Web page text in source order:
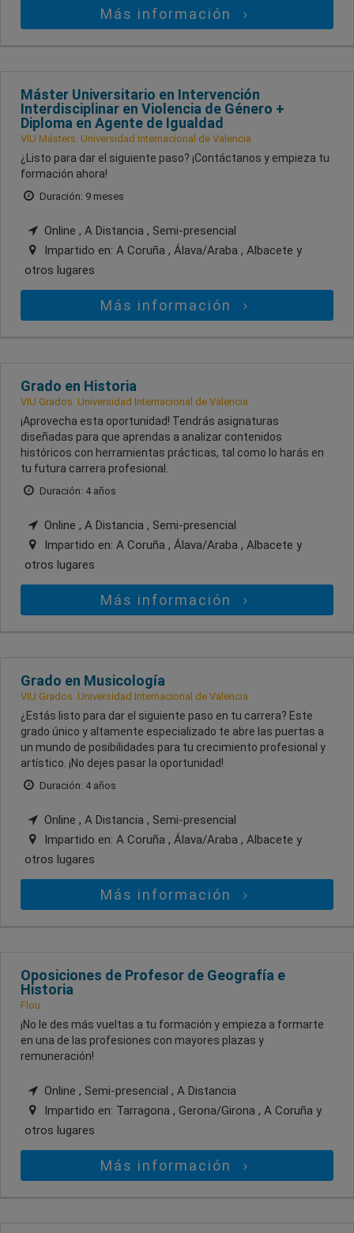
Más información
Máster Universitario en Intervención
Interdisciplinar en Violencia de Género +
Diploma en Agente de Igualdad
VIU Másters. Universidad Internacional de Valencia
¿Listo para dar el siguiente paso? ¡Contáctanos y empieza tu
formación ahora!
Duración: 9 meses
Online , A Distancia , Semi-presencial
Impartido en: A Coruña , Álava/Araba , Albacete y
otros lugares
Más información
Grado en Historia
VIU Grados. Universidad Internacional de Valencia
¡Aprovecha esta oportunidad! Tendrás asignaturas
diseñadas para que aprendas a analizar contenidos
históricos con herramientas prácticas, tal como lo harás en
tu futura carrera profesional.
Duración: 4 años
Online , A Distancia , Semi-presencial
Impartido en: A Coruña , Álava/Araba , Albacete y
otros lugares
Más información
Grado en Musicología
VIU Grados. Universidad Internacional de Valencia
¿Estás listo para dar el siguiente paso en tu carrera? Este
grado único y altamente especializado te abre las puertas a
un mundo de posibilidades para tu crecimiento profesional y
artístico. ¡No dejes pasar la oportunidad!
Duración: 4 años
Online , A Distancia , Semi-presencial
Impartido en: A Coruña , Álava/Araba , Albacete y
otros lugares
Más información
Oposiciones de Profesor de Geografía e
Historia
Flou
¡No le des más vueltas a tu formación y empieza a formarte
en una de las profesiones con mayores plazas y
remuneración!
Online , Semi-presencial , A Distancia
Impartido en: Tarragona , Gerona/Girona , A Coruña y
otros lugares
Más información